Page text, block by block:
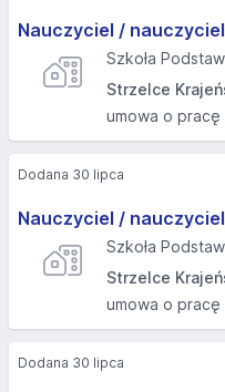
Nauczyciel /
Szkoła
Strzelce
umowa o pracę
Nauczyciel /
Szkoła
Strzelce
umowa o pracę
Dodana 30 lipca
Dodana 30 lipca